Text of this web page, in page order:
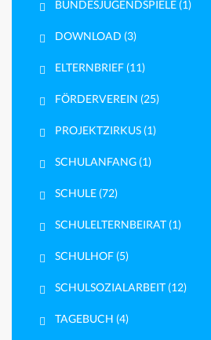
BUNDESJUGENDSPIELE (1)
DOWNLOAD (3)
ELTERNBRIEF (11)
FÖRDERVEREIN (25)
PROJEKTZIRKUS (1)
SCHULANFANG (1)
SCHULE (72)
SCHULELTERNBEIRAT (1)
SCHULHOF (5)
SCHULSOZIALARBEIT (12)
TAGEBUCH (4)